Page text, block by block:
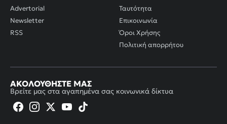
Advertorial
Newsletter
RSS
Ταυτότητα
Επικοινωνία
Όροι Χρήσης
Πολιτική απορρήτου
ΑΚΟΛΟΥΘΉΣΤΕ ΜΑΣ
Βρείτε μας στα αγαπημένα σας κοινωνικά δίκτυα